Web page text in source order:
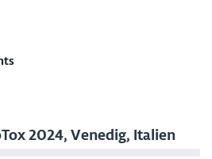
2024, Venedig, Italien